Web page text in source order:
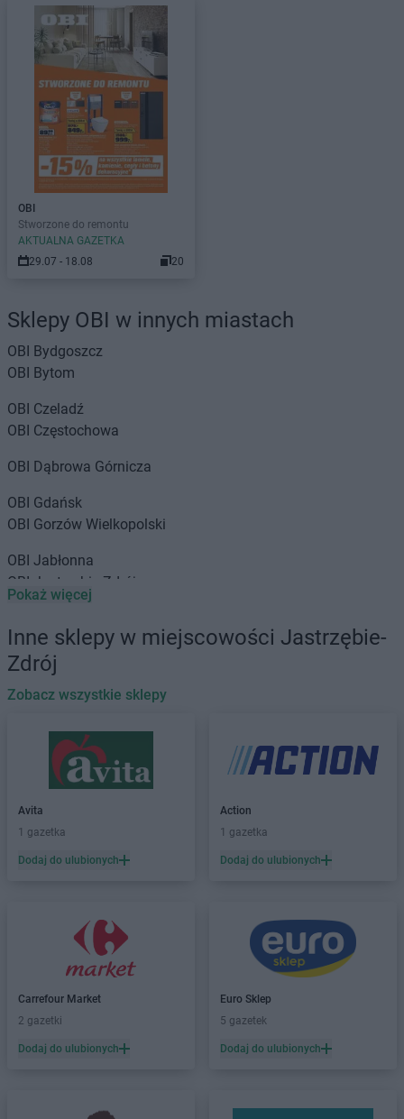
OBI
Stworzone do remontu
AKTUALNA GAZETKA
29.07 - 18.08
20
Sklepy OBI w innych miastach
OBI Bydgoszcz
OBI Bytom
OBI Czeladź
OBI Częstochowa
OBI Dąbrowa Górnicza
OBI Gdańsk
OBI Gorzów Wielkopolski
OBI Jabłonna
OBI Jastrzębie-Zdrój
OBI Kielce
OBI Kobierzyce
OBI Kraków
Leszno
Lipienice
Lubin
OBI Lublin
OBI Łódź
Nowy Sącz
Olsztyn
OBI Opole
OBI Ostrołęka
Pokaż więcej
Inne sklepy w miejscowości Jastrzębie-
Zdrój
Zobacz wszystkie sklepy
Avita
1 gazetka
Dodaj do ulubionych
Action
1 gazetka
Dodaj do ulubionych
Carrefour Market
2 gazetki
Dodaj do ulubionych
Euro Sklep
5 gazetek
Dodaj do ulubionych